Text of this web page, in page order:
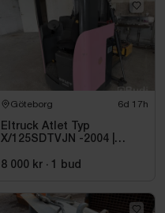
Göteborg 6d 17h
Eltruck Atlet Typ
X/125SDTVJN -2004 |
8 000 kr · 1 bud